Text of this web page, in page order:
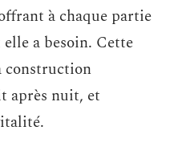
à chaque partie
a besoin. Cette
construction
après nuit, et